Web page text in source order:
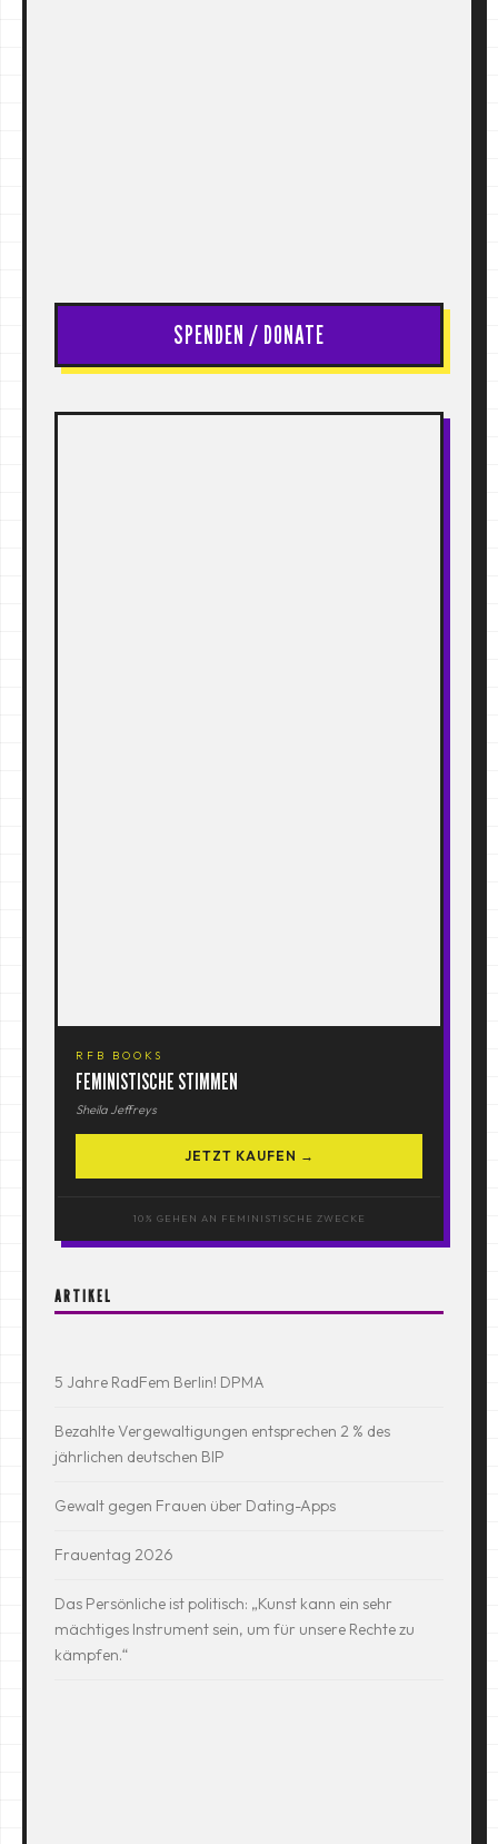
SPENDEN / DONATE
RFB BOOKS
FEMINISTISCHE STIMMEN
Sheila Jeffreys
JETZT KAUFEN →
10% GEHEN AN FEMINISTISCHE ZWECKE
ARTIKEL
5 Jahre RadFem Berlin! DPMA
Bezahlte Vergewaltigungen entsprechen 2 % des
jährlichen deutschen BIP
Gewalt gegen Frauen über Dating-Apps
Frauentag 2026
Das Persönliche ist politisch: „Kunst kann ein sehr
mächtiges Instrument sein, um für unsere Rechte zu
kämpfen.“